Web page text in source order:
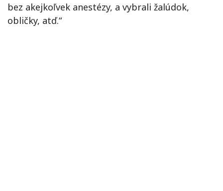
bez akejkoľvek anestézy, a vybrali žalúdok,
obličky, atď.“